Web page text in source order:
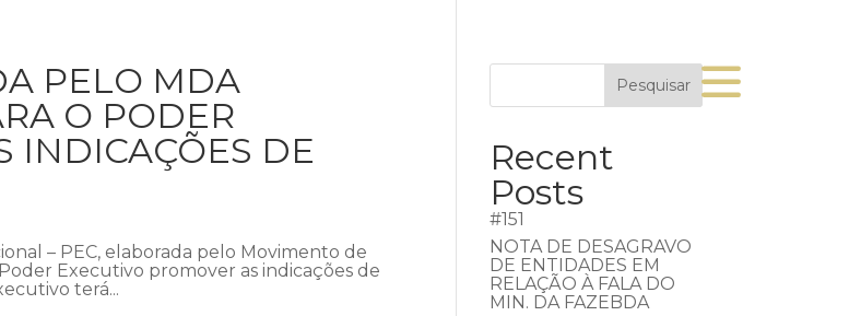
PELO MDA
O PODER
INDICAÇÕES DE
– PEC, elaborada pelo Movimento de
Executivo promover as indicações de
terá...
Pesquisar
Recent
Posts
#151
NOTA DE DESAGRAVO
DE ENTIDADES EM
RELAÇÃO À FALA DO
MIN. DA FAZEBDA